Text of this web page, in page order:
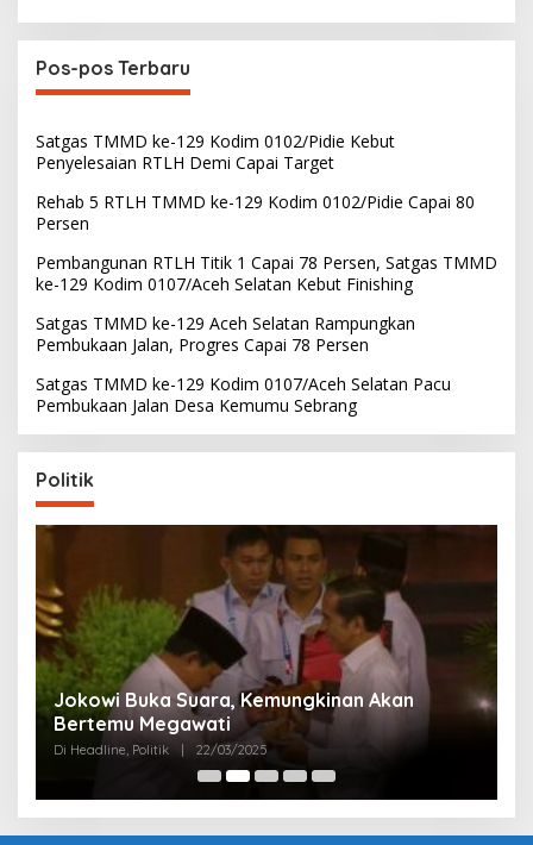
Pos-pos Terbaru
Satgas TMMD ke-129 Kodim 0102/Pidie Kebut
Penyelesaian RTLH Demi Capai Target
Rehab 5 RTLH TMMD ke-129 Kodim 0102/Pidie Capai 80
Persen
Pembangunan RTLH Titik 1 Capai 78 Persen, Satgas TMMD
ke-129 Kodim 0107/Aceh Selatan Kebut Finishing
Satgas TMMD ke-129 Aceh Selatan Rampungkan
Pembukaan Jalan, Progres Capai 78 Persen
Satgas TMMD ke-129 Kodim 0107/Aceh Selatan Pacu
Pembukaan Jalan Desa Kemumu Sebrang
Politik
Partai Perjuangan Aceh Bangun Peran
Perempuan di Parlemen Aceh
Di Politik | 12/03/2025